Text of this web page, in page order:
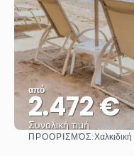
από
2.472 €
Συνολική τιμή
Βλέπω
ΠΡΟΟΡΙΣΜΌΣ:Χαλκιδική